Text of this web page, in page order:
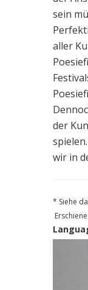
sein
aller
der
wir in
* Siehe